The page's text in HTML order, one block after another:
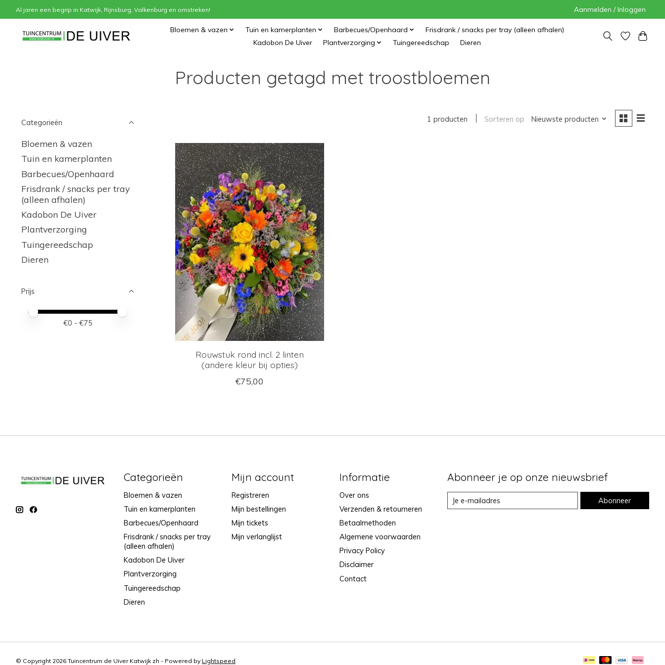
Al jaren een begrip in Katwijk, Rijnsburg, Valkenburg en omstreken! Aanmelden / Inloggen
Bloemen & vazen Tuin en kamerplanten Barbecues/Openhaard
Frisdrank / snacks per tray (alleen afhalen)
Kadobon De Uiver
Plantverzorging Tuingereedschap Dieren
Producten getagd met troostbloemen
Categorieën
Bloemen & vazen
Tuin en kamerplanten
Barbecues/Openhaard
Frisdrank / snacks per tray
(alleen afhalen)
Kadobon De Uiver
Plantverzorging
Tuingereedschap
Dieren
Prijs
Minimale prijswaarde
Price maximum value
€0 - €75
1 producten Sorteren op Nieuwste producten
Rouwstuk rond incl. 2 linten
(andere kleur bij opties)
€75,00
Categorieën
Bloemen & vazen
Tuin en kamerplanten
Barbecues/Openhaard
Frisdrank / snacks per tray
(alleen afhalen)
Kadobon De Uiver
Plantverzorging
Tuingereedschap
Dieren
Mijn account
Registreren
Mijn bestellingen
Mijn tickets
Mijn verlanglijst
Informatie
Over ons
Verzenden & retourneren
Betaalmethoden
Algemene voorwaarden
Privacy Policy
Disclaimer
Contact
Abonneer je op onze nieuwsbrief
Abonneer
© Copyright 2026 Tuincentrum de Uiver Katwijk zh - Powered by Lightspeed